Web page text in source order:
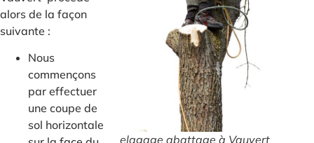
elagage abattage à Vauvert
alors de la façon
suivante :
Nous
commençons
par effectuer
une coupe de
sol horizontale